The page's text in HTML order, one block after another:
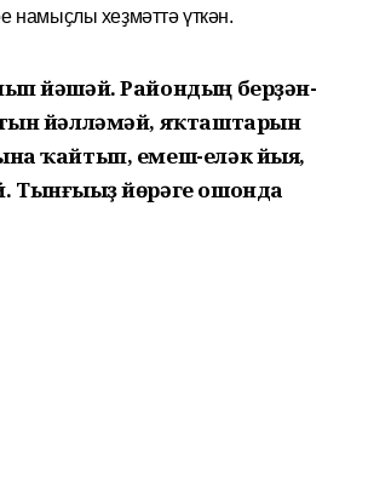
намыҫлы хеҙмәттә үткән.
йәшәй. Райондың берҙән-
йәлләмәй, яҡташтарын
ҡайтып, емеш-еләк йыя,
Тынғыһыҙ йөрәге ошонда